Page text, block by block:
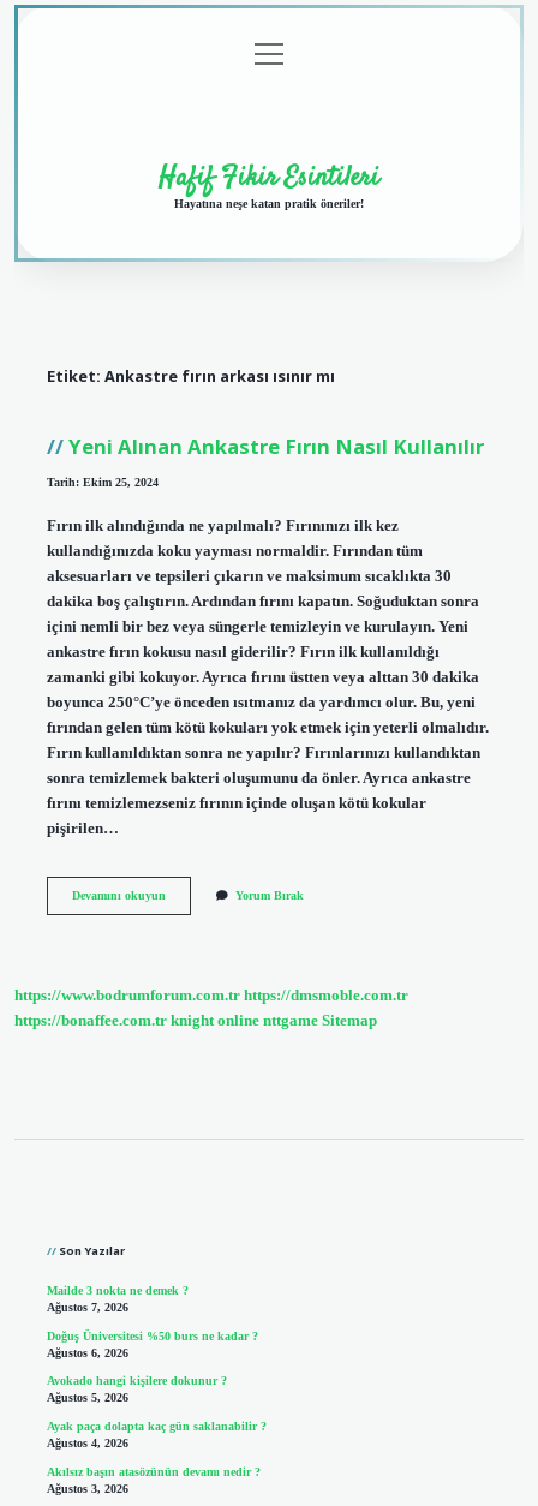
menüyü
aç
Hafif Fikir Esintileri
Hayatına neşe katan pratik öneriler!
Etiket: Ankastre fırın arkası ısınır mı
Yeni Alınan Ankastre Fırın Nasıl Kullanılır
Tarih: Ekim 25, 2024
Fırın ilk alındığında ne yapılmalı? Fırınınızı ilk kez
kullandığınızda koku yayması normaldir. Fırından tüm
aksesuarları ve tepsileri çıkarın ve maksimum sıcaklıkta 30
dakika boş çalıştırın. Ardından fırını kapatın. Soğuduktan sonra
içini nemli bir bez veya süngerle temizleyin ve kurulayın. Yeni
ankastre fırın kokusu nasıl giderilir? Fırın ilk kullanıldığı
zamanki gibi kokuyor. Ayrıca fırını üstten veya alttan 30 dakika
boyunca 250°C’ye önceden ısıtmanız da yardımcı olur. Bu, yeni
fırından gelen tüm kötü kokuları yok etmek için yeterli olmalıdır.
Fırın kullanıldıktan sonra ne yapılır? Fırınlarınızı kullandıktan
sonra temizlemek bakteri oluşumunu da önler. Ayrıca ankastre
fırını temizlemezseniz fırının içinde oluşan kötü kokular
pişirilen…
Devamını okuyunYeni
Yorum Bırak
https://www.bodrumforum.com.tr https://dmsmoble.com.tr
https://bonaffee.com.tr knight online nttgame Sitemap
Son Yazılar
Mailde 3 nokta ne demek ?
Ağustos 7, 2026
Doğuş Üniversitesi %50 burs ne kadar ?
Ağustos 6, 2026
Avokado hangi kişilere dokunur ?
Ağustos 5, 2026
Ayak paça dolapta kaç gün saklanabilir ?
Ağustos 4, 2026
Akılsız başın atasözünün devamı nedir ?
Ağustos 3, 2026